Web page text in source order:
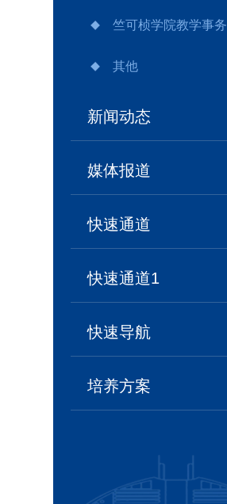
竺可桢学院教学事务
其他
新闻动态
媒体报道
快速通道
快速通道1
快速导航
培养方案